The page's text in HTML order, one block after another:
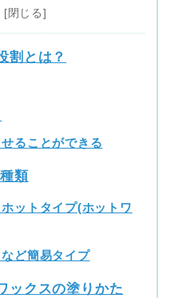
割とは？
ることができる
類
ットタイプ(ホットワ
ど簡易タイプ
ックスの塗りかた